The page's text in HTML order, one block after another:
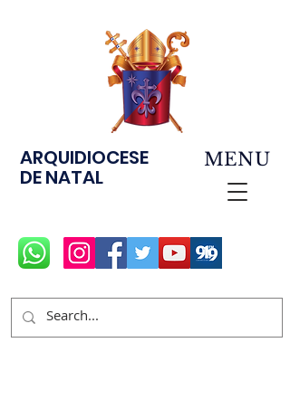
ARQUIDIOCESE
DE NATAL
MENU